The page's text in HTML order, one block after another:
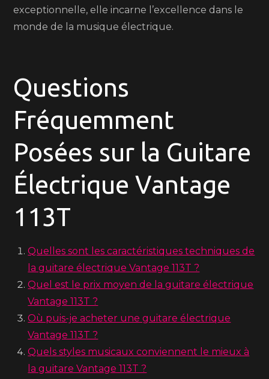
exceptionnelle, elle incarne l’excellence dans le
monde de la musique électrique.
Questions
Fréquemment
Posées sur la Guitare
Électrique Vantage
113T
Quelles sont les caractéristiques techniques de
la guitare électrique Vantage 113T ?
Quel est le prix moyen de la guitare électrique
Vantage 113T ?
Où puis-je acheter une guitare électrique
Vantage 113T ?
Quels styles musicaux conviennent le mieux à
la guitare Vantage 113T ?